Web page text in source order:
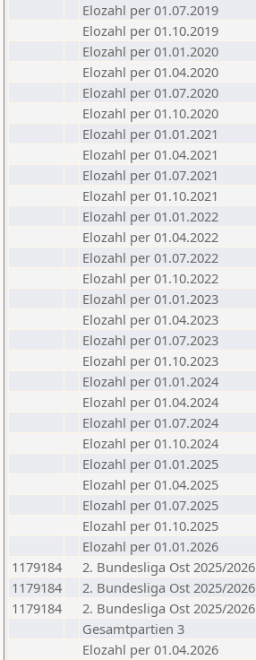
Elozahl per 01.07.2019
Elozahl per 01.10.2019
Elozahl per 01.01.2020
Elozahl per 01.04.2020
Elozahl per 01.07.2020
Elozahl per 01.10.2020
Elozahl per 01.01.2021
Elozahl per 01.04.2021
Elozahl per 01.07.2021
Elozahl per 01.10.2021
Elozahl per 01.01.2022
Elozahl per 01.04.2022
Elozahl per 01.07.2022
Elozahl per 01.10.2022
Elozahl per 01.01.2023
Elozahl per 01.04.2023
Elozahl per 01.07.2023
Elozahl per 01.10.2023
Elozahl per 01.01.2024
Elozahl per 01.04.2024
Elozahl per 01.07.2024
Elozahl per 01.10.2024
Elozahl per 01.01.2025
Elozahl per 01.04.2025
Elozahl per 01.07.2025
Elozahl per 01.10.2025
Elozahl per 01.01.2026
1179184
2. Bundesliga Ost 2025/2026
1179184
2. Bundesliga Ost 2025/2026
1179184
2. Bundesliga Ost 2025/2026
Gesamtpartien 3
Elozahl per 01.04.2026